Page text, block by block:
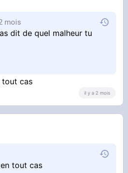
mois
dit de quel malheur tu
tout cas
il y a 2 mois
tout cas